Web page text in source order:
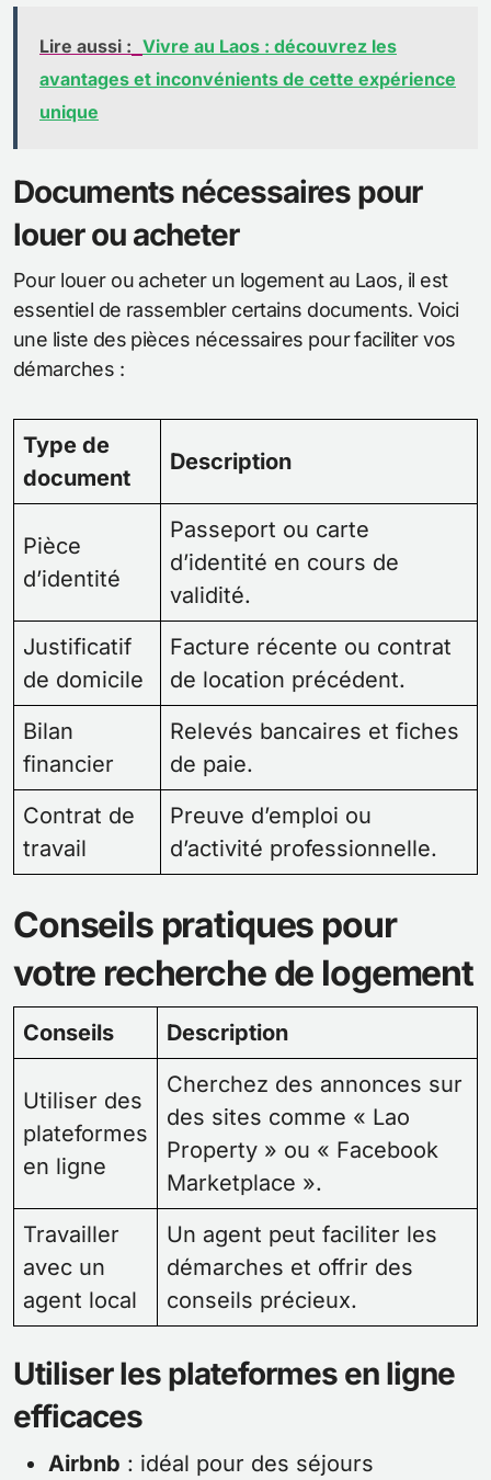
Lire aussi : Vivre au Laos : découvrez les
avantages et inconvénients de cette expérience
unique
Documents nécessaires pour
louer ou acheter
Pour louer ou acheter un logement au Laos, il est
essentiel de rassembler certains documents. Voici
une liste des pièces nécessaires pour faciliter vos
démarches :
Type de
document
Description
Pièce
d’identité
Passeport ou carte
d’identité en cours de
validité.
Justificatif
de domicile
Facture récente ou contrat
de location précédent.
Bilan
financier
Relevés bancaires et fiches
de paie.
Contrat de
travail
Preuve d’emploi ou
d’activité professionnelle.
Conseils pratiques pour
votre recherche de logement
Conseils Description
Utiliser des
plateformes
en ligne
Cherchez des annonces sur
des sites comme « Lao
Property » ou « Facebook
Marketplace ».
Travailler
avec un
agent local
Un agent peut faciliter les
démarches et offrir des
conseils précieux.
Utiliser les plateformes en ligne
efficaces
Airbnb : idéal pour des séjours